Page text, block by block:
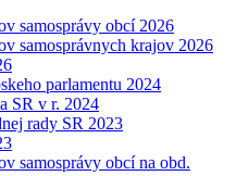
samosprávy obcí 2026
samosprávnych krajov 2026
parlamentu 2024
SR v r. 2024
rady SR 2023
samosprávy obcí na obd.